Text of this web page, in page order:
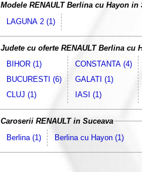
Modele RENAULT Berlina cu Hayon in
LAGUNA 2 (1)
Judete cu oferte RENAULT Berlina cu
BIHOR (1)
BUCURESTI (6)
CLUJ (1)
CONSTANTA (4)
GALATI (1)
IASI (1)
Caroserii RENAULT in Suceava
Berlina (1)
Berlina cu Hayon (1)